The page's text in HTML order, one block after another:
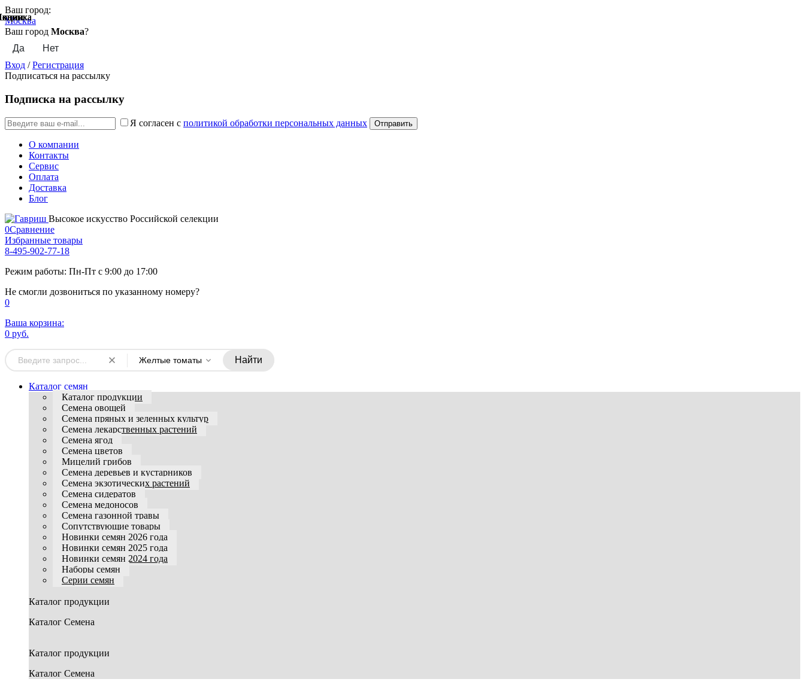
Ваш город:
Москва
Ваш город Москва?
Вход /Регистрация
Подписаться на рассылку
Подписка на рассылку
Я согласен с политикой обработки персональных данных
О компании
Контакты
Сервис
Оплата
Доставка
Блог
Высокое искусство Российской селекции
0Сравнение
Избранные товары
8-495-902-77-18
Режим работы: Пн-Пт с 9:00 до 17:00
Не смогли дозвониться по указанному номеру?
0
Ваша корзина:
0 руб.
Желтые томаты Найти
Каталог семян
Каталог продукции
Семена овощей
Семена пряных и зеленных культур
Семена лекарственных растений
Семена ягод
Семена цветов
Мицелий грибов
Семена деревьев и кустарников
Семена экзотических растений
Семена сидератов
Семена медоносов
Семена газонной травы
Сопутствующие товары
Новинки семян 2026 года
Новинки семян 2025 года
Новинки семян 2024 года
Наборы семян
Серии семян
Каталог продукции
Каталог Семена
Каталог продукции
Каталог Семена